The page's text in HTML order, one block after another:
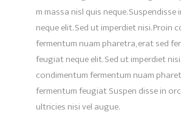
m massa nisl quis neque. Suspendisse
neque elit. Sed ut imperdiet nisi. Proin
fermentum nuam pharetra, erat sed
feugiat neque elit. Sed ut imperdiet
condimentum fermentum nuam
fermentum feugiat Suspen disse in
ultricies nisi vel augue.